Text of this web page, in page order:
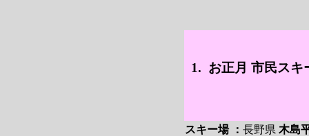
1. お正月 市民スキ
スキー場 ： 長野県 木島